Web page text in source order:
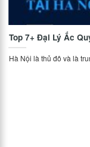
Top 7+ Đại Lý Ắc
Hà Nội là thủ đô và là